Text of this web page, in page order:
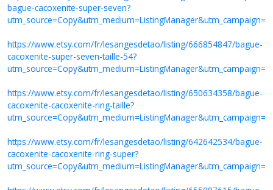
bague-cacoxenite-super-seven?
https://www.etsy.com/fr/lesangesdetao/listing/666854847/bague-
cacoxenite-super-seven-taille-54?
https://www.etsy.com/fr/lesangesdetao/listing/650634358/bague-
cacoxenite-cacoxenite-ring-taille?
https://www.etsy.com/fr/lesangesdetao/listing/642642534/bague-
cacoxenite-cacoxenite-ring-super?